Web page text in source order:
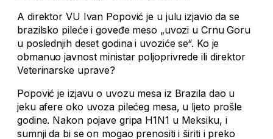
A direktor VU Ivan Popović je u julu izjavio da se
brazilsko pileće i goveđe meso „uvozi u Crnu Goru
u poslednjih deset godina i uvoziće se“. Ko je
obmanuo javnost ministar poljoprivrede ili direktor
Veterinarske uprave?
Popović je izjavu o uvozu mesa iz Brazila dao u
jeku afere oko uvoza pilećeg mesa, u ljeto prošle
godine. Nakon pojave gripa H1N1 u Meksiku, i
sumnji da bi se on mogao prenositi i širiti i preko